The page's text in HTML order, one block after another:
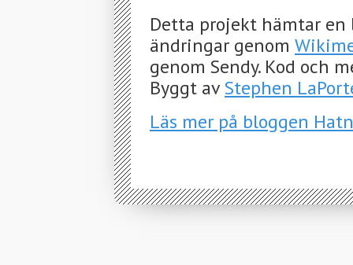
Detta projekt hämtar en
ändringar genom
genom Sendy. Kod och
Byggt avStephen
Läs mer på bloggen